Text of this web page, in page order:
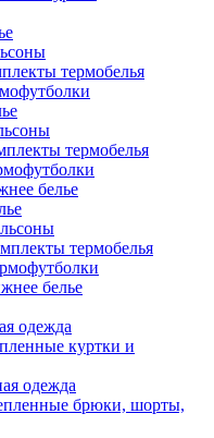
термобелья
термобелья
белье
термобелья
белье
одежда
куртки и
одежда
брюки, шорты,